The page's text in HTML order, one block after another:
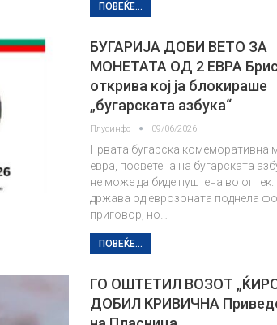
ПОВЕЌЕ...
БУГАРИЈА ДОБИ ВЕТО ЗА
МОНЕТАТА ОД 2 ЕВРА
открива кој ја блокираше
„бугарската азбука“
Плусинфо 09/06/2026
Првата бугарска комеморативна
евра, посветена на бугарската
не може да биде пуштена во оптек.
држава од еврозоната поднела
приговор, но…
ПОВЕЌЕ...
ГО ОШТЕТИЛ ВОЗОТ
ДОБИЛ КРИВИЧНА